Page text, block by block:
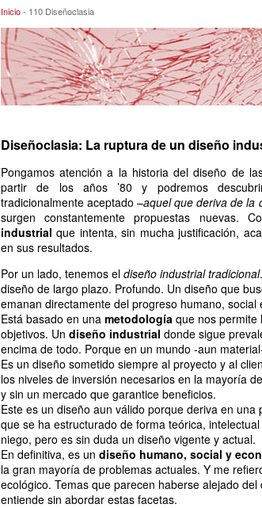
110 Diseñoclasia
Inicio- 110 Diseñoclasia
Diseñoclasia: La ruptura de un diseño
Pongamos atención a la historia del diseño de
partir de los años ’80 y podremos
tradicionalmente aceptado –aquel que deriva de la
surgen constantemente propuestas nuevas.
industrialque intenta, sin mucha justificación,
en sus resultados.
Por un lado, tenemos el diseño industrial tradicional
diseño de largo plazo. Profundo. Un diseño que
emanan directamente del progreso humano, social
Está basado en una metodología que nos permite
objetivos. Un diseño industrial donde sigue
encima de todo. Porque en un mundo -aun
Es un diseño sometido siempre al proyecto y al
los niveles de inversión necesarios en la mayoría
y sin un mercado que garantice beneficios.
Este es un diseño aun válido porque deriva en
que se ha estructurado de forma teórica,
niego, pero es sin duda un diseño vigente y actual.
En definitiva, es un diseño humano, social y
la gran mayoría de problemas actuales. Y me
ecológico. Temas que parecen haberse alejado
entiende sin abordar estas facetas.